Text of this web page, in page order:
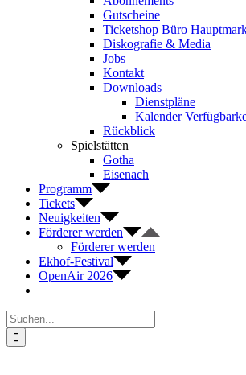
Gutscheine
Ticketshop Büro
Diskografie & Media
Jobs
Kontakt
Downloads
Dienstpläne
Kalender
Rückblick
Spielstätten
Gotha
Eisenach
Programm
Tickets
Neuigkeiten
Förderer werden
Förderer werden
Ekhof-Festival
OpenAir 2026
Suche
nach: